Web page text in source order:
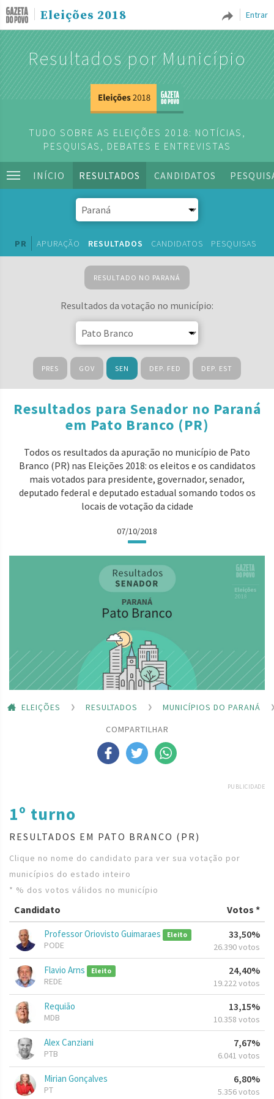
Entrar
Eleições 2018
Resultados por Município
TUDO SOBRE AS ELEIÇÕES 2018: NOTÍCIAS,
PESQUISAS, DEBATES E ENTREVISTAS
INÍCIO RESULTADOS CANDIDATOS
PR APURAÇÃO RESULTADOS CANDIDATOS PESQUISAS
RESULTADO NO PARANÁ
Resultados da votação no município:
PRES GOV SEN DEP. FED DEP. EST
Resultados para Senador no Paraná
em Pato Branco (PR)
Todos os resultados da apuração no município de Pato
Branco (PR) nas Eleições 2018: os eleitos e os candidatos
mais votados para presidente, governador, senador,
deputado federal e deputado estadual somando todos os
locais de votação da cidade
07/10/2018
ELEIÇÕES RESULTADOS
MUNICÍPIOS DO PARANÁ
COMPARTILHAR
PUBLICIDADE
1º turno
RESULTADOS EM PATO BRANCO (PR)
Clique no nome do candidato para ver sua votação por
municípios do estado inteiro
* % dos votos válidos no município
Candidato Votos *
Professor Oriovisto Guimaraes Eleito
PODE
33,50%
26.390 votos
Flavio Arns Eleito
REDE
24,40%
19.222 votos
Requião
MDB
13,15%
10.358 votos
Alex Canziani
PTB
7,67%
6.041 votos
Mirian Gonçalves
PT
6,80%
5.356 votos